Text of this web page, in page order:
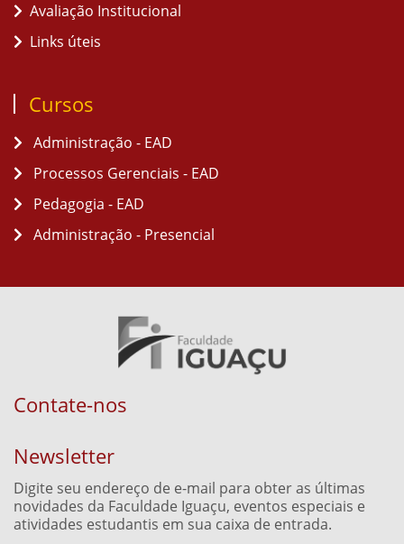
Avaliação Institucional
Links úteis
Cursos
Administração - EAD
Processos Gerenciais - EAD
Pedagogia - EAD
Administração - Presencial
Contate-nos
Newsletter
Digite seu endereço de e-mail para obter as últimas
novidades da Faculdade Iguaçu, eventos especiais e
atividades estudantis em sua caixa de entrada.